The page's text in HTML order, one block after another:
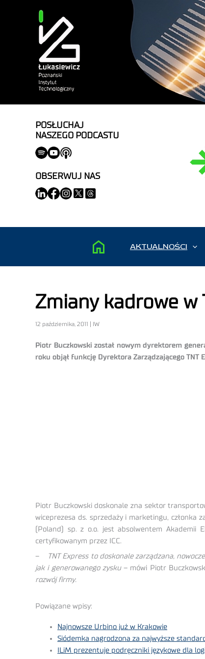
POSŁUCHAJ
NASZEGO PODCASTU
OBSERWUJ NAS
AKTUALNOŚCI
Zmiany kadrowe w
12 października, 2011 | IW
Piotr Buczkowski został nowym dyrektorem
roku objął funkcję Dyrektora Zarządzającego TNT
Piotr Buczkowski doskonale zna sektor
wiceprezesa ds. sprzedaży i marketingu, członka
(Poland) sp. z o.o. jest absolwentem Akademii
certyfikowanym przez ICC.
–
TNT Express to doskonale zarządzana,
jak i generowanego zysku– mówi Piotr
rozwój firmy.
Powiązane wpisy:
Najnowsze Urbino już w Krakowie
Siódemka nagrodzona za najwyższe
ILiM prezentuje podręczniki językowe dla